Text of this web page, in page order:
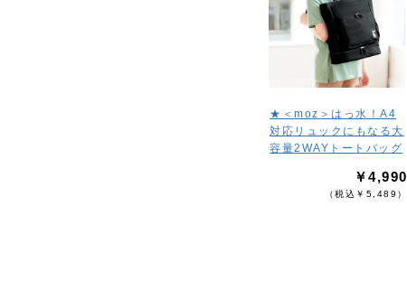
★＜moz＞はっ水！A4
対応リュックにもなる大
容量2WAYトートバッグ
￥4,990
（税込￥5,489）